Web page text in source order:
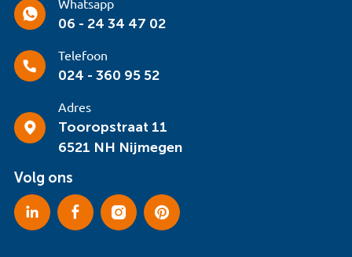
Whatsapp
06 - 24 34 47 02
Telefoon
024 - 360 95 52
Adres
Tooropstraat 11
6521 NH Nijmegen
Volg ons